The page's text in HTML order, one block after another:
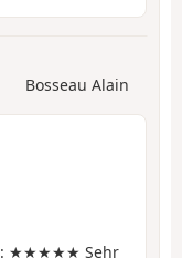
Bosseau Alain
: ★★★★★ Sehr